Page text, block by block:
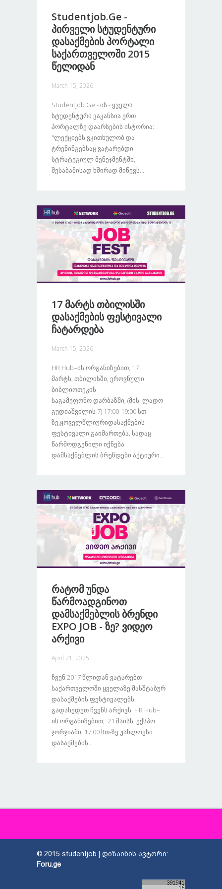
Studentjob.ge -
Პირველი Სტუდენტური
Დასაქმების Პორტალი
Საქართველოში 2015
Წელიდან
March 15, 2026
Studentjob.ge - Ის - Ყველა
Სტუდენტური Ვაკანსია Ერთ
Პორტალზე Დაარსების Ისტორია:
"ლექციებს Ვკითხულობ Და
Ტრენინგებსაც Ვატარებდი
Სტრატეგიულ Მენეჯმენტში,
Შესაბამისად Ხშირად Მიწევს...
17 Მარტს Თბილისში
Დასაქმების Ფესტივალი
Ჩატარდება
March 15, 2026
HR Hub–Ის Ორგანიზებით, 17
Მარტს, Თბილისში, Ეროვნული
Ბიბლიოთეკის
Საგამეფონო Დარბაზში, (მის. Ლადო
Გუდიაშვილის 7) 17:00-19:00 Სთ-
Ზე,ყოველწლიურიდასაქმების
Ფესტივალი Გაიმართება, Სადაც
Წარმოდგენილი Იქნება
Დამსაქმებლის Ბრენდები Აქტიური...
Რატომ Უნდა
Წარმოადგინოთ
Დამსაქმებლის Ბრენდი
EXPO JOB - Ზე? Ვიდეო
Არქივი
April 21, 2025
Ჩვენ 2017 Წლიდან Ვატარებთ
Საქართველოში Ყველაზე Მასშტაბურ
Დასაქმების Ფესტივალებს.
Გადახედეთ Ჩვენს Არქივს. HR Hub–
Ის Ორგანიზებით, 21 Მაისს, Ექსპო
Ჯორჯიაში, 17:00 Სთ-Ზე Უახლოესი
Დასაქმების...
© 2015 studentjob | დიზაინის ავტორი:
Foru.ge